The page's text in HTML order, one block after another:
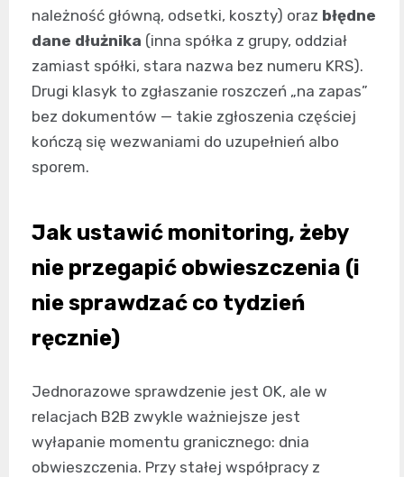
należność główną, odsetki, koszty) oraz błędne
dane dłużnika (inna spółka z grupy, oddział
zamiast spółki, stara nazwa bez numeru KRS).
Drugi klasyk to zgłaszanie roszczeń „na zapas”
bez dokumentów — takie zgłoszenia częściej
kończą się wezwaniami do uzupełnień albo
sporem.
Jak ustawić monitoring, żeby
nie przegapić obwieszczenia (i
nie sprawdzać co tydzień
ręcznie)
Jednorazowe sprawdzenie jest OK, ale w
relacjach B2B zwykle ważniejsze jest
wyłapanie momentu granicznego: dnia
obwieszczenia. Przy stałej współpracy z